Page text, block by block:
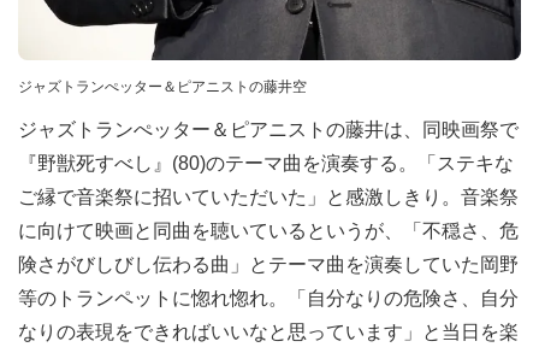
ジャズトランぺッター＆ピアニストの藤井空
ジャズトランぺッター＆ピアニストの藤井は、同映画祭で
『野獣死すべし』(80)のテーマ曲を演奏する。「ステキな
ご縁で音楽祭に招いていただいた」と感激しきり。音楽祭
に向けて映画と同曲を聴いているというが、「不穏さ、危
険さがびしびし伝わる曲」とテーマ曲を演奏していた岡野
等のトランペットに惚れ惚れ。「自分なりの危険さ、自分
なりの表現をできればいいなと思っています」と当日を楽